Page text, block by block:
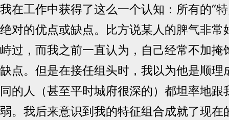
我在工作中获得了这么一个认知：所有的“
绝对的优点或缺点。比方说某人的脾气非常
峙过，而我之前一直认为，自己经常不加掩
缺点。但是在接任组头时，我以为他是顺理
同的人（甚至平时城府很深的）都坦率地跟
弱。我后来意识到我的特征组合成就了现在